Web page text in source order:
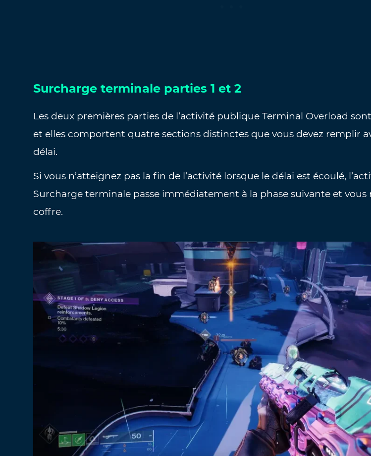
Surcharge terminale parties 1 et 2
Les deux premières parties de l’activité publique Terminal Overload
et elles comportent quatre sections distinctes que vous devez remplir
délai.
Si vous n’atteignez pas la fin de l’activité lorsque le délai est écoulé,
Surcharge terminale passe immédiatement à la phase suivante et vous
coffre.